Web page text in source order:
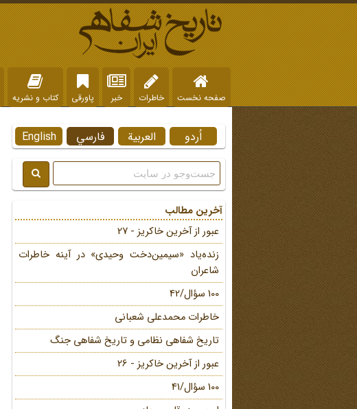
صفحه نخست خاطرات خبر پاورقی کتاب و نشریه
English فارسي العربية اُردو
آخرین مطالب
عبور از آخرین خاکریز - 27
زنده‌یاد «سیمین‌دخت وحیدی» در آینه خاطرات
شاعران
100 سؤال/42
خاطرات محمد‌علی شعبانی
تاریخ شفاهی نظامی و تاریخ شفاهی جنگ
عبور از آخرین خاکریز - 26
100 سؤال/41